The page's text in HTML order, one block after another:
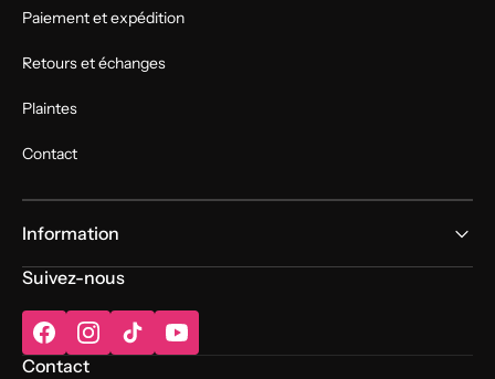
Paiement et expédition
Retours et échanges
Plaintes
Contact
Information
Suivez-nous
FacebookInstagramTikTokYouTube
Contact